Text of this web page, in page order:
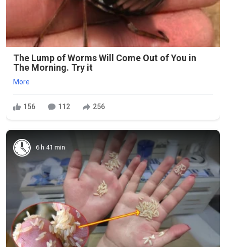
The Lump of Worms Will Come Out of You in
The Morning. Try it
More
156 112 256
6 h 41 min